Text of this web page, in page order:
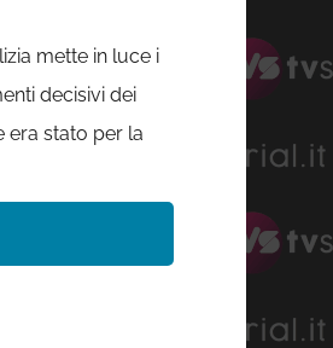
mette in luce i
decisivi dei
era stato per la